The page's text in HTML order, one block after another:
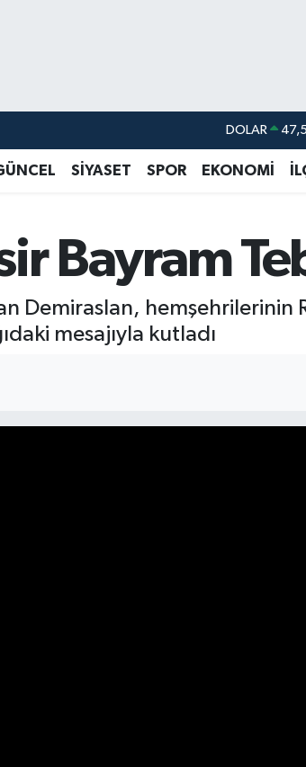
DOLAR
EURO
BİST100
SİYASET SPOR EKONOMİ
Bayram
Demiraslan, hemşehrilerinin
mesajıyla kutladı